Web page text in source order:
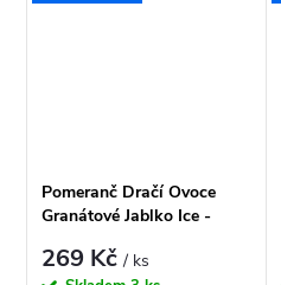
Pomeranč Dračí Ovoce
Granátové Jablko Ice -
269 Kč/ ks